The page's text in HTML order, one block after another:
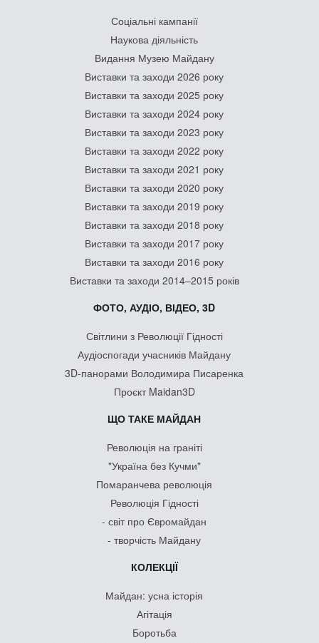
Соціальні кампанії
Наукова діяльність
Видання Музею Майдану
Виставки та заходи 2026 року
Виставки та заходи 2025 року
Виставки та заходи 2024 року
Виставки та заходи 2023 року
Виставки та заходи 2022 року
Виставки та заходи 2021 року
Виставки та заходи 2020 року
Виставки та заходи 2019 року
Виставки та заходи 2018 року
Виставки та заходи 2017 року
Виставки та заходи 2016 року
Виставки та заходи 2014–2015 років
ФОТО, АУДІО, ВІДЕО, 3D
Світлини з Революції Гідності
Аудіоспогади учасників Майдану
3D-панорами Володимира Писаренка
Проєкт Maidan3D
ЩО ТАКЕ МАЙДАН
Революція на граніті
"Україна без Кучми"
Помаранчева революція
Революція Гідності
- світ про Євромайдан
- творчість Майдану
КОЛЕКЦІЇ
Майдан: усна історія
Агітація
Боротьба